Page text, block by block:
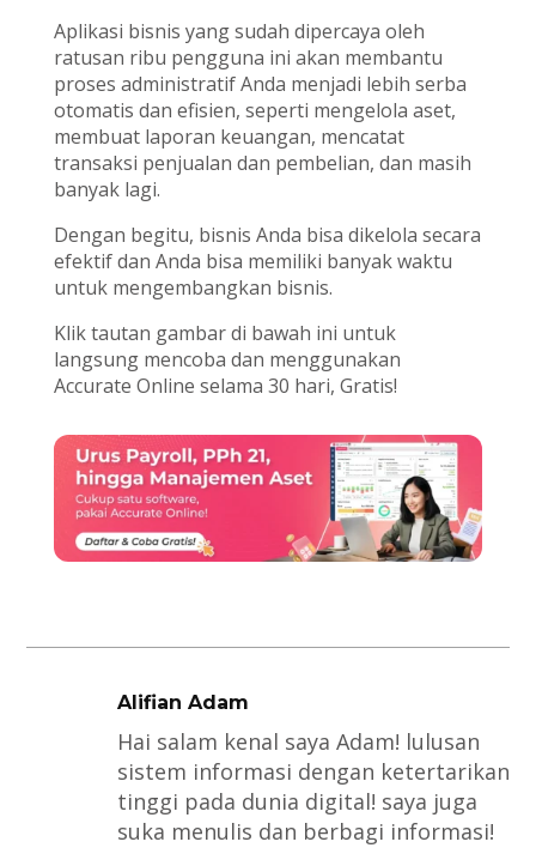
Aplikasi bisnis yang sudah dipercaya oleh
ratusan ribu pengguna ini akan membantu
proses administratif Anda menjadi lebih serba
otomatis dan efisien, seperti mengelola aset,
membuat laporan keuangan, mencatat
transaksi penjualan dan pembelian, dan masih
banyak lagi.
Dengan begitu, bisnis Anda bisa dikelola secara
efektif dan Anda bisa memiliki banyak waktu
untuk mengembangkan bisnis.
Klik tautan gambar di bawah ini untuk
langsung mencoba dan menggunakan
Accurate Online selama 30 hari, Gratis!
Alifian Adam
Hai salam kenal saya Adam! lulusan
sistem informasi dengan ketertarikan
tinggi pada dunia digital! saya juga
suka menulis dan berbagi informasi!